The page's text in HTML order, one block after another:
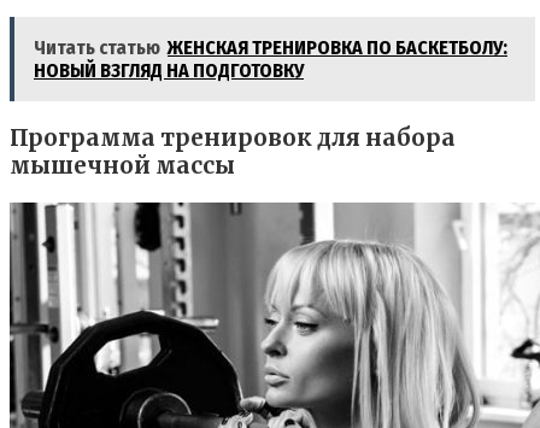
Читать статью ЖЕНСКАЯ ТРЕНИРОВКА ПО БАСКЕТБОЛУ:
НОВЫЙ ВЗГЛЯД НА ПОДГОТОВКУ
Программа тренировок для набора
мышечной массы